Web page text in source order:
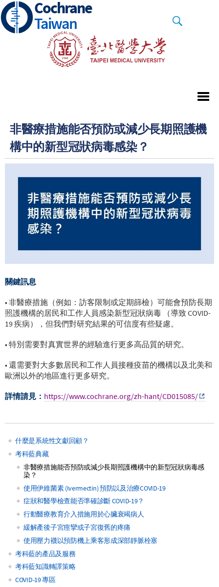
Skip
to
main
Cochrane
Taiwan
非醫療措施能否預防或減少長期照護機
構中的新型冠狀病毒感染？
關鍵訊息
• 非醫療措施（例如：訪客限制或定期篩檢）可能會預防長期
照護機構的居民和工作人員感染新型冠狀病毒 （導致 COVID-
19 疾病），但我們對研究結果的可信度有些疑慮。
• 特別需要對真實世界的經驗進行更多高品質的研究。
• 還需要對大多數居民和工作人員接種疫苗的機構以及北美和
歐洲以外的地區進行更多研究。
詳情請見： https://www.cochrane.org/zh-hant/CD015085/
Main
navigation
什麼是系統性文獻回顧？
考科藍典藏
非醫療措施能否預防或減少長期照護機構中的新型冠狀病毒感
染？
使用伊維菌素 (Ivermectin) 預防以及治療COVID-19
症狀和醫學檢查能否準確診斷 COVID-19？
行動醫療教育介入措施用於心臟衰竭病人
緩解產後子宮痙攣或子宮復舊的疼痛
使用壓力襪以預防機上乘客形成深部靜脈栓塞
考科藍的產品及服務
考科藍知識轉譯策略
COVID-19 專區